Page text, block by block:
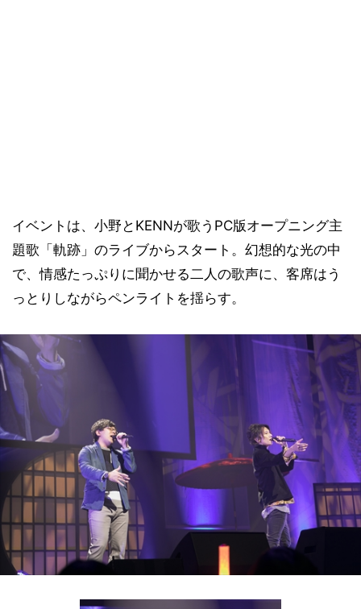
イベントは、小野とKENNが歌うPC版オープニング主
題歌「軌跡」のライブからスタート。幻想的な光の中
で、情感たっぷりに聞かせる二人の歌声に、客席はう
っとりしながらペンライトを揺らす。